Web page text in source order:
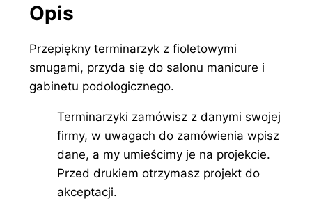
Opis
Przepiękny terminarzyk z fioletowymi
smugami, przyda się do salonu manicure i
gabinetu podologicznego.
Terminarzyki zamówisz z danymi swojej
firmy, w uwagach do zamówienia wpisz
dane, a my umieścimy je na projekcie.
Przed drukiem otrzymasz projekt do
akceptacji.